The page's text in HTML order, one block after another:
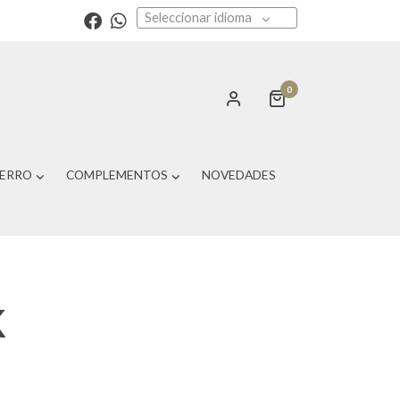
Seleccionar idioma
0
COMPLEMENTOS NOVEDADES